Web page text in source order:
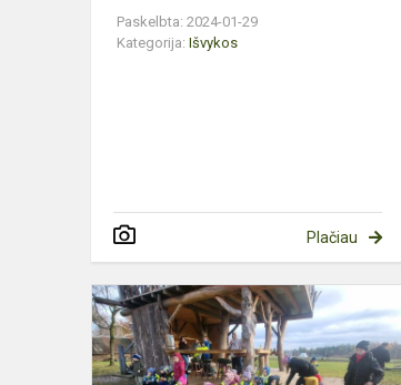
Paskelbta: 2024-01-29
Kategorija: Išvykos
Plačiau